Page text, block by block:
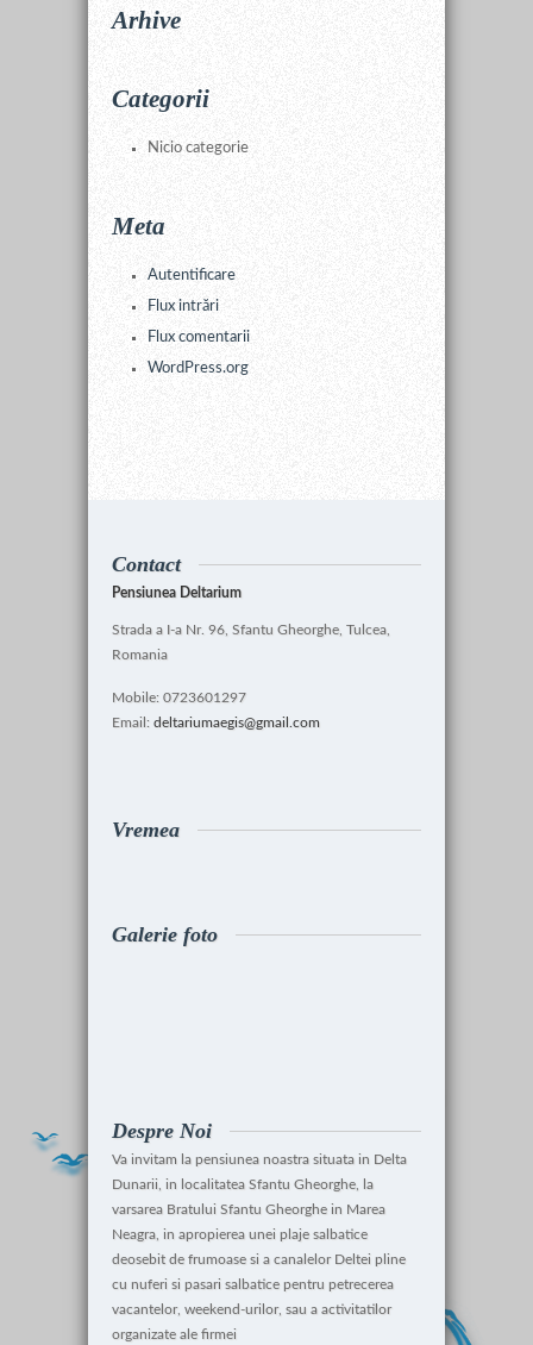
Arhive
Categorii
Nicio categorie
Meta
Autentificare
Flux intrări
Flux comentarii
WordPress.org
Contact
Pensiunea Deltarium
Strada a I-a Nr. 96, Sfantu Gheorghe, Tulcea,
Romania
Mobile: 0723601297
Email: deltariumaegis@gmail.com
Vremea
Galerie foto
Despre Noi
Va invitam la pensiunea noastra situata in Delta
Dunarii, in localitatea Sfantu Gheorghe, la
varsarea Bratului Sfantu Gheorghe in Marea
Neagra, in apropierea unei plaje salbatice
deosebit de frumoase si a canalelor Deltei pline
cu nuferi si pasari salbatice pentru petrecerea
vacantelor, weekend-urilor, sau a activitatilor
organizate ale firmei